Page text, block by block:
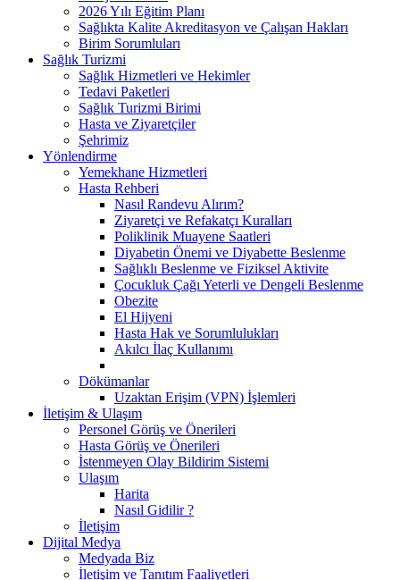
2026 Yılı Eğitim Planı
Sağlıkta Kalite Akreditasyon ve Çalışan Hakları
Birim Sorumluları
Sağlık Turizmi
Sağlık Hizmetleri ve Hekimler
Tedavi Paketleri
Sağlık Turizmi Birimi
Hasta ve Ziyaretçiler
Şehrimiz
Yönlendirme
Yemekhane Hizmetleri
Hasta Rehberi
Nasıl Randevu Alırım?
Ziyaretçi ve Refakatçı Kuralları
Poliklinik Muayene Saatleri
Diyabetin Önemi ve Diyabette Beslenme
Sağlıklı Beslenme ve Fiziksel Aktivite
Çocukluk Çağı Yeterli ve Dengeli Beslenme
Obezite
El Hijyeni
Hasta Hak ve Sorumlulukları
Akılcı İlaç Kullanımı
Dökümanlar
Uzaktan Erişim (VPN) İşlemleri
İletişim & Ulaşım
Personel Görüş ve Önerileri
Hasta Görüş ve Önerileri
İstenmeyen Olay Bildirim Sistemi
Ulaşım
Harita
Nasıl Gidilir ?
İletişim
Dijital Medya
Medyada Biz
İletişim ve Tanıtım Faaliyetleri